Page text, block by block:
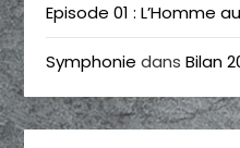
Episode 01 : L’Homme
Symphonie dansBilan